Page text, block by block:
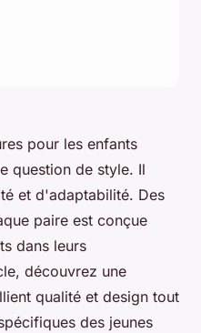
pour les enfants
question de style. Il
et d'adaptabilité. Des
paire est conçue
dans leurs
découvrez une
qualité et design tout
des jeunes